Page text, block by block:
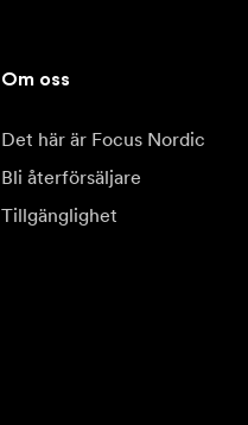
Om oss
Det här är Focus Nordic
Bli återförsäljare
Tillgänglighet